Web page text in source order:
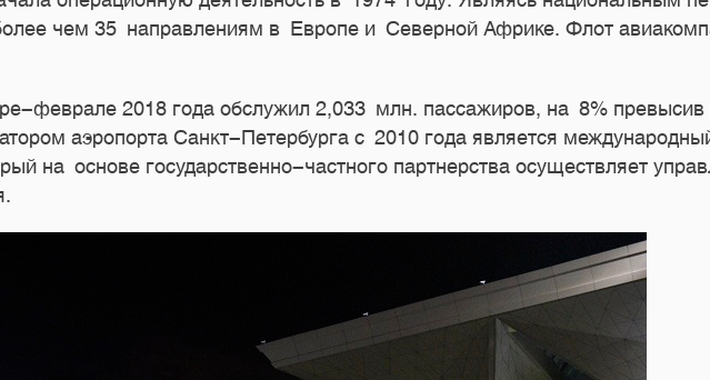
чем 35 направлениям в Европе и Северной Африке. Флот
феврале 2018 года обслужил 2,033 млн. пассажиров, на 8% превысив
аэропорта Санкт-Петербурга с 2010 года является
на основе государственно-частного партнерства осуществляет